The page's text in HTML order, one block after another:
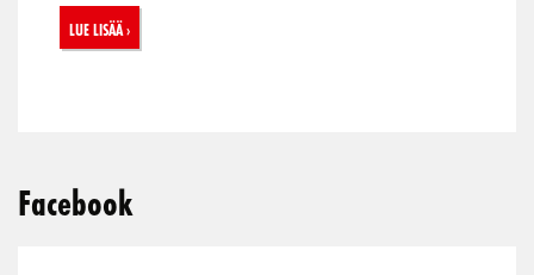
Lue lisää ›
Facebook